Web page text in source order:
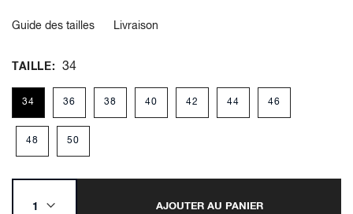
Guide des tailles Livraison
TAILLE 34
34 36 38 40 42 44 46
48 50
AJOUTER AU PANIER